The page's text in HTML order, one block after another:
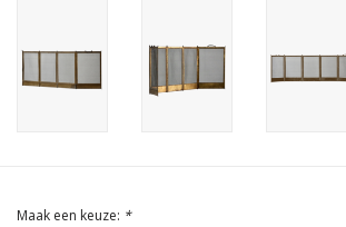
Maak een keuze: *